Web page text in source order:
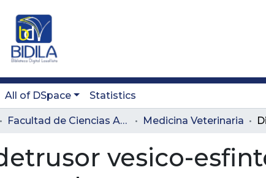
All of DSpace Statistics
Facultad de Ciencias Administrativas y Agropecuarias Medicina Veterinaria
vesico-